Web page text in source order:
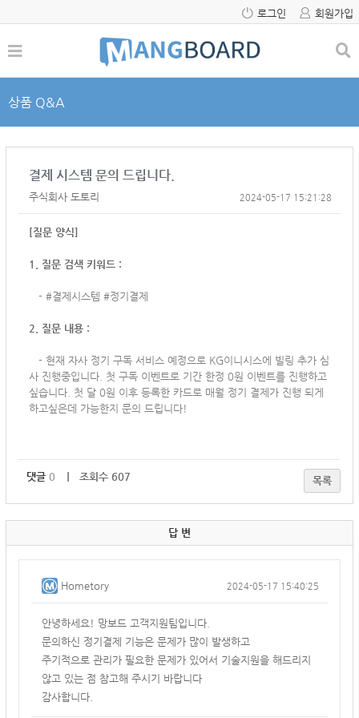
로그인 회원가입
상품 Q&A
결제 시스템 문의 드립니다.
주식회사 도토리 2024-05-17 15:21:28
[질문 양식]
1. 질문 검색 키워드 :
- #결제시스템 #정기결제
2. 질문 내용 :
- 현재 자사 정기 구독 서비스 예정으로 KG이니시스에 빌링 추가 심
사 진행중입니다. 첫 구독 이벤트로 기간 한정 0원 이벤트를 진행하고
싶습니다. 첫 달 0원 이후 등록한 카드로 매월 정기 결제가 진행 되게
하고싶은데 가능한지 문의 드립니다!
댓글 0 ｜ 조회수 607 목록
답 변
Hometory 2024-05-17 15:40:25
안녕하세요! 망보드 고객지원팀입니다.
문의하신 정기결제 기능은 문제가 많이 발생하고
주기적으로 관리가 필요한 문제가 있어서 기술지원을 해드리지
않고 있는 점 참고해 주시기 바랍니다
감사합니다.